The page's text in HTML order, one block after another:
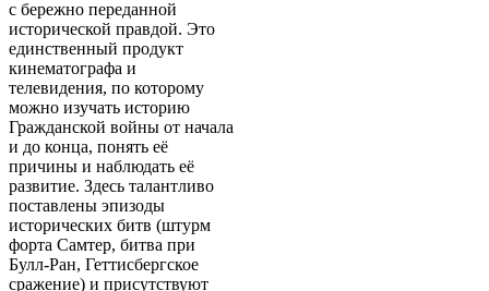
с бережно переданной
исторической правдой. Это
единственный продукт
кинематографа и
телевидения, по которому
можно изучать историю
Гражданской войны от начала
и до конца, понять её
причины и наблюдать её
развитие. Здесь талантливо
поставлены эпизоды
исторических битв (штурм
форта Самтер, битва при
Булл-Ран, Геттисбергское
сражение) и присутствуют